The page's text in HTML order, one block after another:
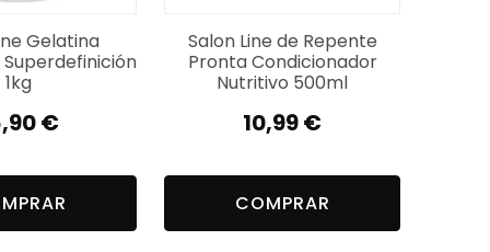
Gelatina
1kg
€
Salon Line de Repente
Pronta Condicionador
Nutritivo 500ml
10,99€
COMPRAR